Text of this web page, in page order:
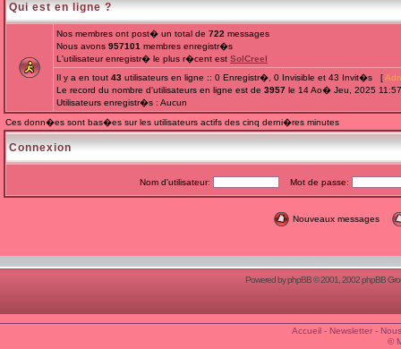
Qui est en ligne ?
Nos membres ont post� un total de 722 messages
Nous avons 957101 membres enregistr�s
L'utilisateur enregistr� le plus r�cent est SolCreel
Il y a en tout 43 utilisateurs en ligne :: 0 Enregistr�, 0 Invisible et 43 Invit�s [
Le record du nombre d'utilisateurs en ligne est de 3957 le 14 Ao� Jeu, 2025
Utilisateurs enregistr�s : Aucun
Ces donn�es sont bas�es sur les utilisateurs actifs des cinq derni�res minutes
Connexion
Nom d'utilisateur: Mot de passe:
Nouveaux messages
Powered byphpBB© 2001, 2002 phpBB
Accueil- Newsletter-
©